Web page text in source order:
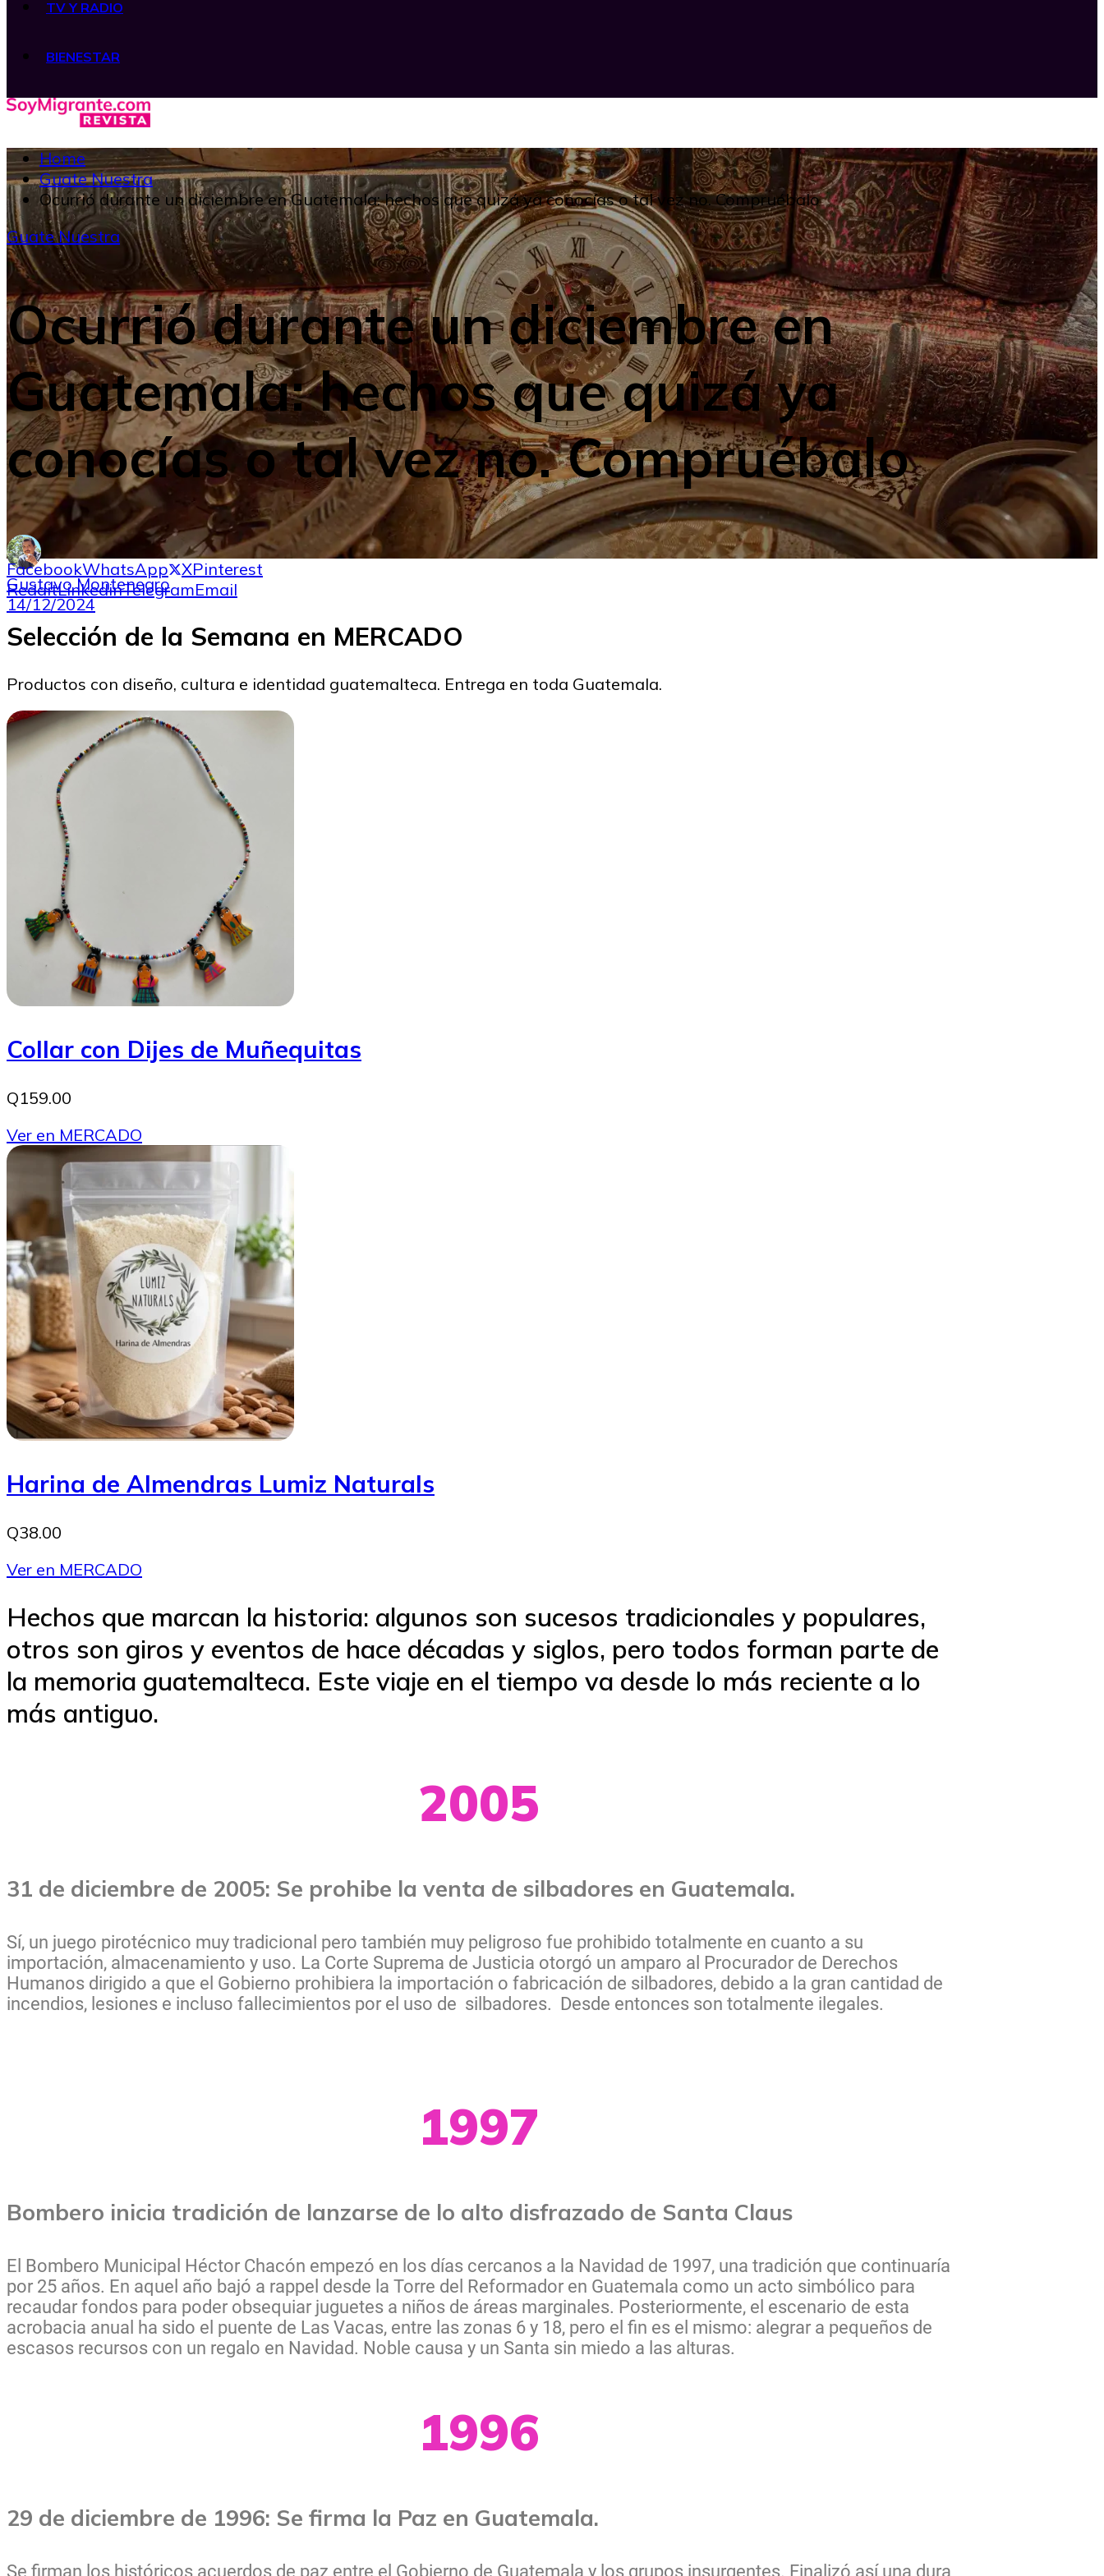
TV Y RADIO
BIENESTAR
Home
Guate Nuestra
Ocurrió durante un diciembre en Guatemala: hechos que quizá ya conocías o tal vez no. Compruébalo
Guate Nuestra
Ocurrió durante un diciembre en
Guatemala: hechos que quizá ya
conocías o tal vez no. Compruébalo
Gustavo Montenegro
14/12/2024
FacebookWhatsApp XPinterest
RedditLinkedinTelegramEmail
Selección de la Semana en MERCADO
Productos con diseño, cultura e identidad guatemalteca. Entrega en toda Guatemala.
Collar con Dijes de Muñequitas
Q159.00
Ver en MERCADO
Harina de Almendras Lumiz Naturals
Q38.00
Ver en MERCADO
Hechos que marcan la historia: algunos son sucesos tradicionales y populares,
otros son giros y eventos de hace décadas y siglos, pero todos forman parte de
la memoria guatemalteca. Este viaje en el tiempo va desde lo más reciente a lo
más antiguo.
2005
31 de diciembre de 2005: Se prohibe la venta de silbadores en Guatemala.
Sí, un juego pirotécnico muy tradicional pero también muy peligroso fue prohibido totalmente en cuanto a su
importación, almacenamiento y uso. La Corte Suprema de Justicia otorgó un amparo al Procurador de Derechos
Humanos dirigido a que el Gobierno prohibiera la importación o fabricación de silbadores, debido a la gran cantidad de
incendios, lesiones e incluso fallecimientos por el uso de silbadores. Desde entonces son totalmente ilegales.
1997
Bombero inicia tradición de lanzarse de lo alto disfrazado de Santa Claus
El Bombero Municipal Héctor Chacón empezó en los días cercanos a la Navidad de 1997, una tradición que continuaría
por 25 años. En aquel año bajó a rappel desde la Torre del Reformador en Guatemala como un acto simbólico para
recaudar fondos para poder obsequiar juguetes a niños de áreas marginales. Posteriormente, el escenario de esta
acrobacia anual ha sido el puente de Las Vacas, entre las zonas 6 y 18, pero el fin es el mismo: alegrar a pequeños de
escasos recursos con un regalo en Navidad. Noble causa y un Santa sin miedo a las alturas.
1996
29 de diciembre de 1996: Se firma la Paz en Guatemala.
Se firman los históricos acuerdos de paz entre el Gobierno de Guatemala y los grupos insurgentes. Finalizó así una dura